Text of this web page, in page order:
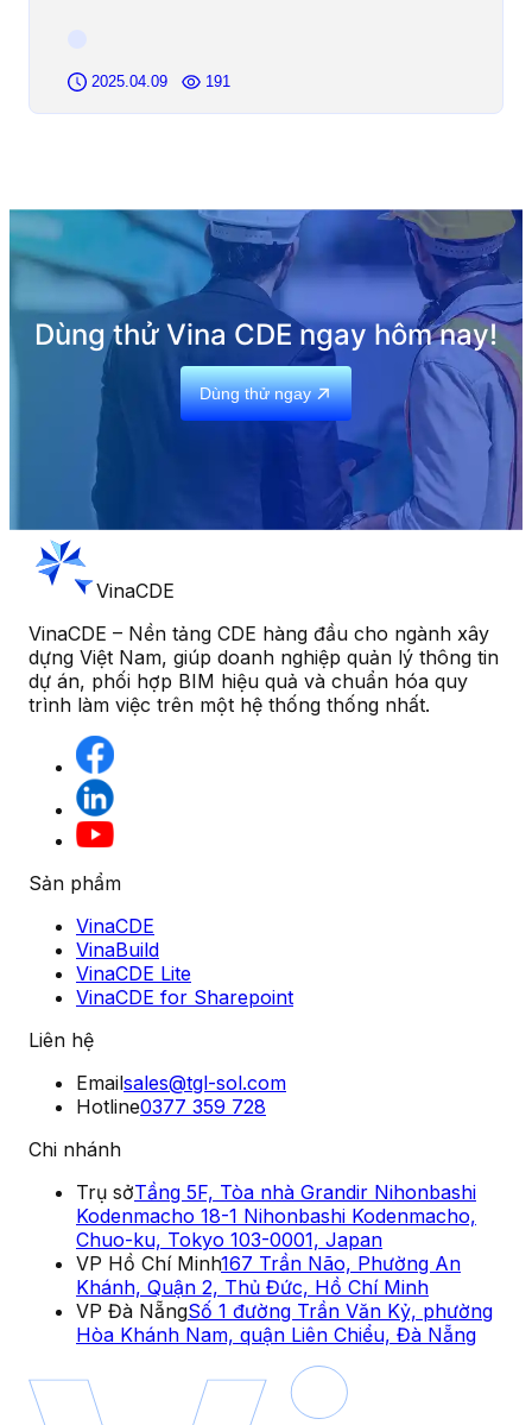
2025.04.09 191
Dùng thử Vina CDE ngay hôm nay!
Dùng thử ngay
VinaCDE
VinaCDE – Nền tảng CDE hàng đầu cho ngành xây
dựng Việt Nam, giúp doanh nghiệp quản lý thông tin
dự án, phối hợp BIM hiệu quả và chuẩn hóa quy
trình làm việc trên một hệ thống thống nhất.
Sản phẩm
VinaCDE
VinaBuild
VinaCDE Lite
VinaCDE for Sharepoint
Liên hệ
Emailsales@tgl-sol.com
Hotline0377 359 728
Chi nhánh
Trụ sởTầng 5F, Tòa nhà Grandir Nihonbashi
Kodenmacho 18-1 Nihonbashi Kodenmacho,
Chuo-ku, Tokyo 103-0001, Japan
VP Hồ Chí Minh167 Trần Não, Phường An
Khánh, Quận 2, Thủ Đức, Hồ Chí Minh
VP Đà NẵngSố 1 đường Trần Văn Kỷ, phường
Hòa Khánh Nam, quận Liên Chiểu, Đà Nẵng